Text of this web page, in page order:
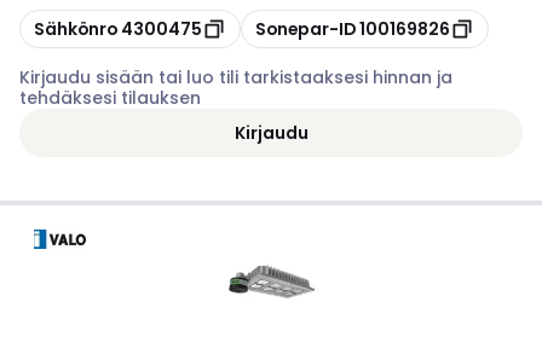
Kopioi
Sähkönro 4300475 Kopioi
Sonepar-ID100169826
Kirjaudu sisään tai luo tili tarkistaaksesi hinnan ja
tehdäksesi tilauksen
Kirjaudu